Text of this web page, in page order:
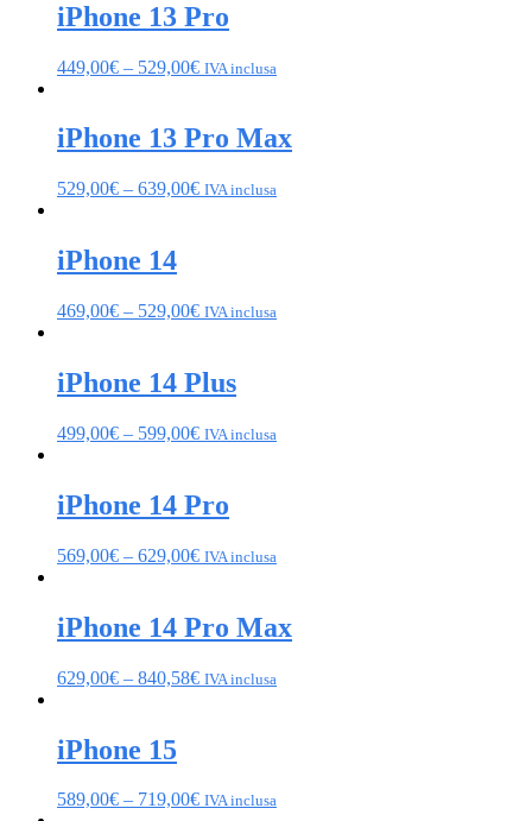
iPhone 13 Pro
449,00€ – 529,00€ IVA inclusa
iPhone 13 Pro Max
529,00€ – 639,00€ IVA inclusa
iPhone 14
469,00€ – 529,00€ IVA inclusa
iPhone 14 Plus
499,00€ – 599,00€ IVA inclusa
iPhone 14 Pro
569,00€ – 629,00€ IVA inclusa
iPhone 14 Pro Max
629,00€ – 840,58€ IVA inclusa
iPhone 15
589,00€ – 719,00€ IVA inclusa